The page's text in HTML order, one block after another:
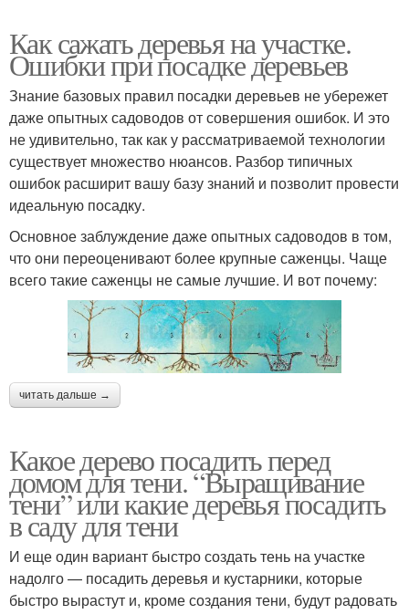
Как сажать деревья на участке.
Ошибки при посадке деревьев
Знание базовых правил посадки деревьев не убережет
даже опытных садоводов от совершения ошибок. И это
не удивительно, так как у рассматриваемой технологии
существует множество нюансов. Разбор типичных
ошибок расширит вашу базу знаний и позволит провести
идеальную посадку.
Основное заблуждение даже опытных садоводов в том,
что они переоценивают более крупные саженцы. Чаще
всего такие саженцы не самые лучшие. И вот почему:
читать дальше →
Какое дерево посадить перед
домом для тени. “Выращивание
тени” или какие деревья посадить
в саду для тени
И еще один вариант быстро создать тень на участке
надолго — посадить деревья и кустарники, которые
быстро вырастут и, кроме создания тени, будут радовать